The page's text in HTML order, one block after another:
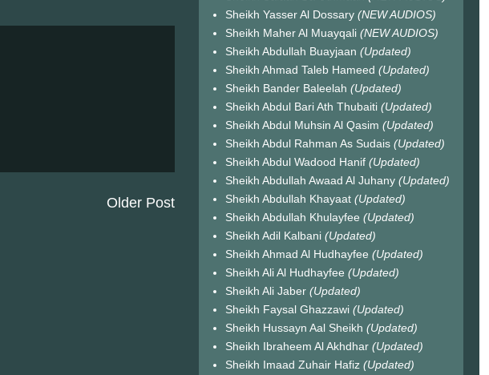
Older Post
Sheikh Yasser Al Dossary (NEW AUDIOS)
Sheikh Maher Al Muayqali (NEW AUDIOS)
Sheikh Abdullah Buayjaan (Updated)
Sheikh Ahmad Taleb Hameed (Updated)
Sheikh Bander Baleelah (Updated)
Sheikh Abdul Bari Ath Thubaiti (Updated)
Sheikh Abdul Muhsin Al Qasim (Updated)
Sheikh Abdul Rahman As Sudais (Updated)
Sheikh Abdul Wadood Hanif (Updated)
Sheikh Abdullah Awaad Al Juhany (Updated)
Sheikh Abdullah Khayaat (Updated)
Sheikh Abdullah Khulayfee (Updated)
Sheikh Adil Kalbani (Updated)
Sheikh Ahmad Al Hudhayfee (Updated)
Sheikh Ali Al Hudhayfee (Updated)
Sheikh Ali Jaber (Updated)
Sheikh Faysal Ghazzawi (Updated)
Sheikh Hussayn Aal Sheikh (Updated)
Sheikh Ibraheem Al Akhdhar (Updated)
Sheikh Imaad Zuhair Hafiz (Updated)